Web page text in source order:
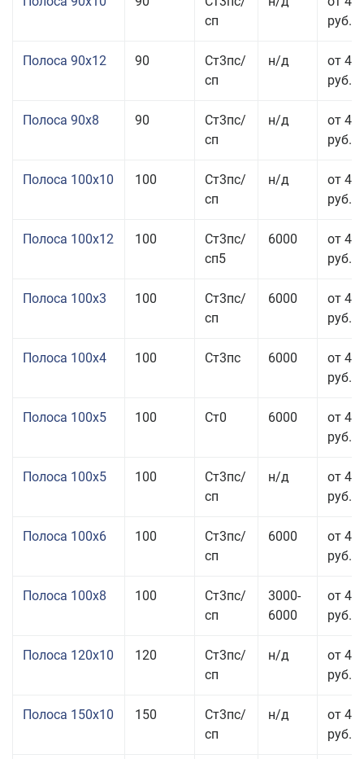
сп
руб.
Полоса 90x12 90
Ст3пс/
сп
н/д
от 42
руб.
Полоса 90x8 90
Ст3пс/
сп
н/д
от 42
руб.
Полоса 100x10 100
Ст3пс/
сп
н/д
от 41
руб.
Полоса 100x12 100
Ст3пс/
сп5
6000
от 45
руб.
Полоса 100x3 100
Ст3пс/
сп
6000
от 46
руб.
Полоса 100x4 100 Ст3пс 6000
от 46
руб.
Полоса 100x5 100 Ст0 6000
от 46
руб.
Полоса 100x5 100
Ст3пс/
сп
н/д
от 46
руб.
Полоса 100x6 100
Ст3пс/
сп
6000
от 46
руб.
Полоса 100x8 100
Ст3пс/
сп
3000-
6000
от 42
руб.
Полоса 120x10 120
Ст3пс/
сп
н/д
от 43
руб.
Полоса 150x10 150
Ст3пс/
сп
н/д
от 43
руб.